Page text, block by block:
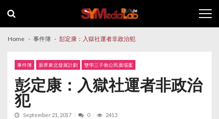
navigation
content
Home 事件簿 彭定康：入獄社運者非政治犯
事件簿 新界東北發展計劃 雙學三子衝公民廣場案
彭定康：入獄社運者非政治
犯
September 21, 2017 0 2413